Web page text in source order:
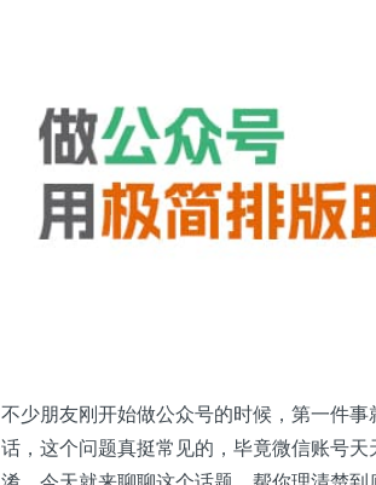
不少朋友刚开始做公众号的时候，第一件
话，这个问题真挺常见的，毕竟微信账号